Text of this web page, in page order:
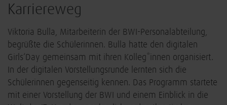
Karriereweg
Viktoria Bulla, Mitarbeiterin der BWI-Personalabteilung,
begrüßte die Schülerinnen. Bulla hatte den digitalen
Girls‘Day gemeinsam mit ihren Kolleg*innen organisiert.
In der digitalen Vorstellungsrunde lernten sich die
Schülerinnen gegenseitig kennen. Das Programm startete
mit einer Vorstellung der BWI und einem Einblick in die